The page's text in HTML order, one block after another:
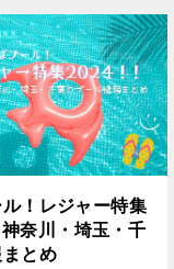
！レジャー特集
奈川・埼玉・千
とめ